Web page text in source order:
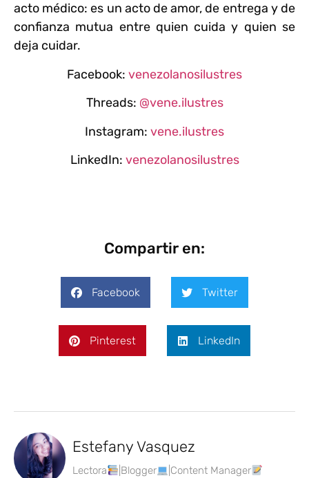
acto médico: es un acto de amor, de entrega y de
confianza mutua entre quien cuida y quien se
deja cuidar.
Facebook: venezolanosilustres
Threads: @vene.ilustres
Instagram: vene.ilustres
LinkedIn: venezolanosilustres
Compartir en:
Facebook Twitter
Pinterest LinkedIn
Estefany Vasquez
Lectora |Blogger
|Content Manager